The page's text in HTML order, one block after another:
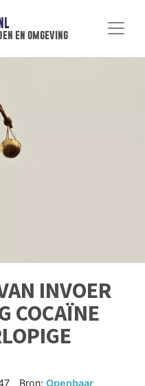
en omgeving
INVOER
COCAÏNE
Bron: Openbaar